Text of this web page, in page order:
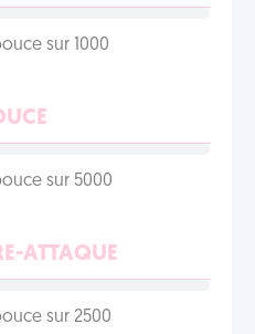
sur 1000
sur 5000
ATTAQUE
sur 2500